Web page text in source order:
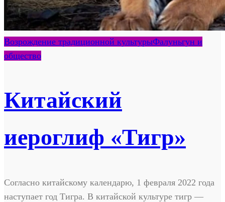
Возрождение традиционной культурыФалуньгун и
общество
Китайский
иероглиф «Тигр»
Согласно китайскому календарю, 1 февраля 2022 года
наступает год Тигра. В китайской культуре тигр —